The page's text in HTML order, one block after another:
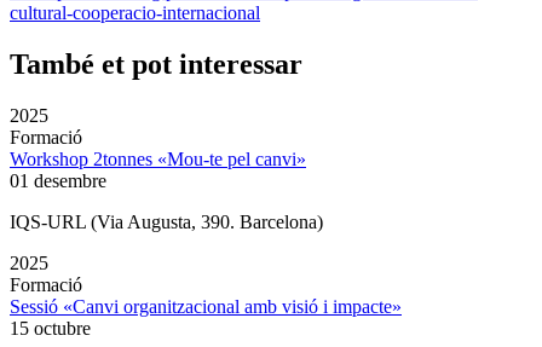
cultural-cooperacio-internacional
També et pot interessar
2025
Formació
Workshop 2tonnes «Mou-te pel canvi»
01 desembre
IQS-URL (Via Augusta, 390. Barcelona)
2025
Formació
Sessió «Canvi organitzacional amb visió i impacte»
15 octubre